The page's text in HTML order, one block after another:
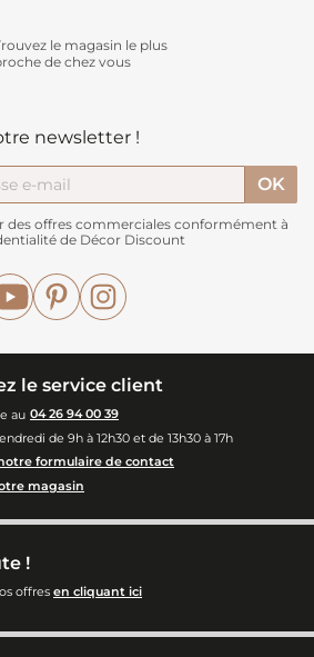
le magasin le plus
de chez vous
newsletter !
des offres commerciales conformément à
de Décor Discount
YouTubePinterest
le service client
au 04 26 94 00 39
de 9h à 12h30 et de 13h30 à 17h
formulaire de contact
magasin
!
offres en cliquant ici